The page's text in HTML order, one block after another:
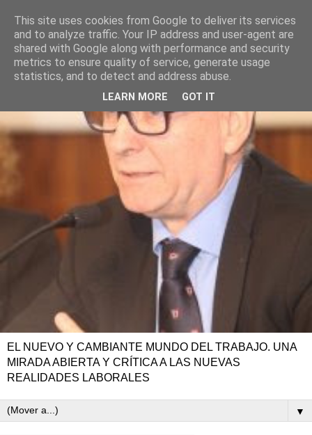
EL NUEVO Y CAMBIANTE MUNDO DEL TRABAJO. UNA
MIRADA ABIERTA Y CRÍTICA A LAS NUEVAS
REALIDADES LABORALES
▼
This site uses cookies from Google to deliver its services
and to analyze traffic. Your IP address and user-agent are
shared with Google along with performance and security
metrics to ensure quality of service, generate usage
statistics, and to detect and address abuse.
LEARN MORE GOT IT